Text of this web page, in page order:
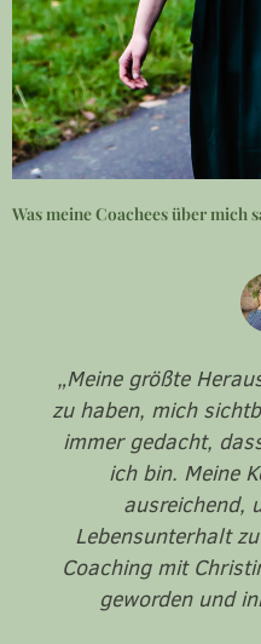
Was meine Coachees über mich
„Meine größte
zu haben, mich
immer gedacht,
ich bin. Meine
ausreichend,
Lebensunterhalt
Coaching mit
geworden und